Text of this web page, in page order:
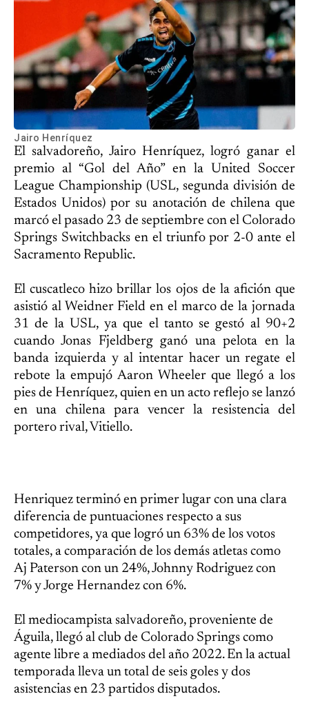
Jairo Henríquez
El salvadoreño, Jairo Henríquez, logró ganar el
premio al “Gol del Año” en la United Soccer
League Championship (USL, segunda división de
Estados Unidos) por su anotación de chilena que
marcó el pasado 23 de septiembre con el Colorado
Springs Switchbacks en el triunfo por 2-0 ante el
Sacramento Republic.
El cuscatleco hizo brillar los ojos de la afición que
asistió al Weidner Field en el marco de la jornada
31 de la USL, ya que el tanto se gestó al 90+2
cuando Jonas Fjeldberg ganó una pelota en la
banda izquierda y al intentar hacer un regate el
rebote la empujó Aaron Wheeler que llegó a los
pies de Henríquez, quien en un acto reflejo se lanzó
en una chilena para vencer la resistencia del
portero rival, Vitiello.
Henriquez terminó en primer lugar con una clara
diferencia de puntuaciones respecto a sus
competidores, ya que logró un 63% de los votos
totales, a comparación de los demás atletas como
Aj Paterson con un 24%, Johnny Rodriguez con
7% y Jorge Hernandez con 6%.
El mediocampista salvadoreño, proveniente de
Águila, llegó al club de Colorado Springs como
agente libre a mediados del año 2022. En la actual
temporada lleva un total de seis goles y dos
asistencias en 23 partidos disputados.